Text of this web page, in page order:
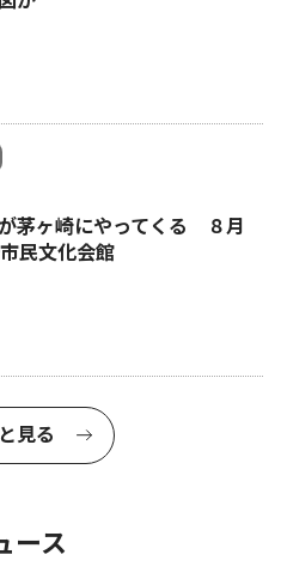
茅ヶ崎にやってくる ８月
民文化会館
見る
ース